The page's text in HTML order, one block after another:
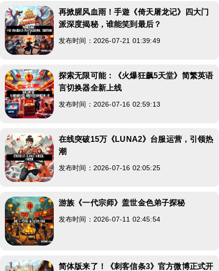
再掀腥风血雨！手遊《倚天屠龙记》四大门
派深度揭秘，谁能笑到最后？
发布时间：2026-07-21 01:39:49
探索无限可能：《火爆狂飙5天堂》简繁英语
言切换器全新上线
发布时间：2026-07-16 02:59:13
在线突破15万《LUNA2》台服运营，引领热
潮
发布时间：2026-07-16 02:05:25
游族《一代宗师》盖世金色弟子探秘
发布时间：2026-07-11 02:45:54
简体版来了！《刺客信条3》官方微博正式开